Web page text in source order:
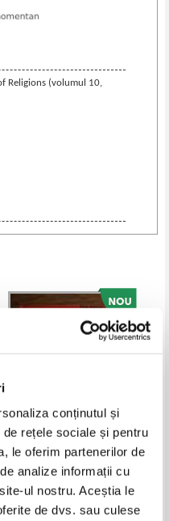
conținutul și
rețele sociale și pentru
le oferim partenerilor de
analize informații cu
ul nostru. Aceștia le
de dvs. sau culese
Religions (volumul 10,
Anne de Vries - Biblia povestita
Adaugă în coș